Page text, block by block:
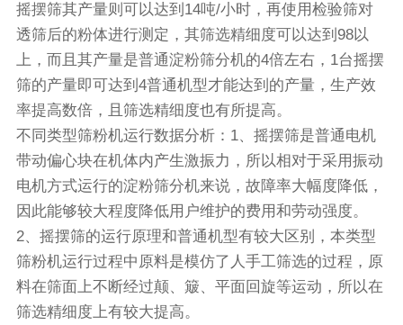
摇摆筛其产量则可以达到14吨/小时，再使用检验筛对
透筛后的粉体进行测定，其筛选精细度可以达到98以
上，而且其产量是普通淀粉筛分机的4倍左右，1台摇摆
筛的产量即可达到4普通机型才能达到的产量，生产效
率提高数倍，且筛选精细度也有所提高。
不同类型筛粉机运行数据分析：1、摇摆筛是普通电机
带动偏心块在机体内产生激振力，所以相对于采用振动
电机方式运行的淀粉筛分机来说，故障率大幅度降低，
因此能够较大程度降低用户维护的费用和劳动强度。
2、摇摆筛的运行原理和普通机型有较大区别，本类型
筛粉机运行过程中原料是模仿了人手工筛选的过程，原
料在筛面上不断经过颠、簸、平面回旋等运动，所以在
筛选精细度上有较大提高。